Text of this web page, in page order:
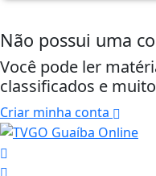
Não possui uma
Você pode ler
classificados e
Criar minha conta